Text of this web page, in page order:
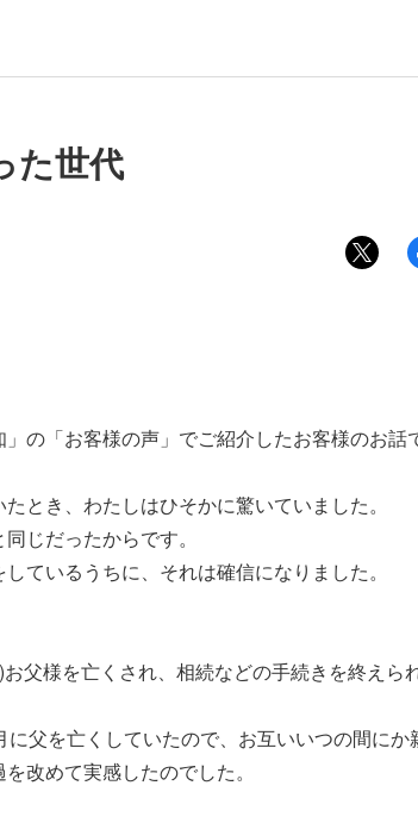
た世代
の「お客様の声」でご紹介したお客様のお話
とき、わたしはひそかに驚いていました。
じだったからです。
ているうちに、それは確信になりました。
父様を亡くされ、相続などの手続きを終えら
父を亡くしていたので、お互いいつの間にか
改めて実感したのでした。